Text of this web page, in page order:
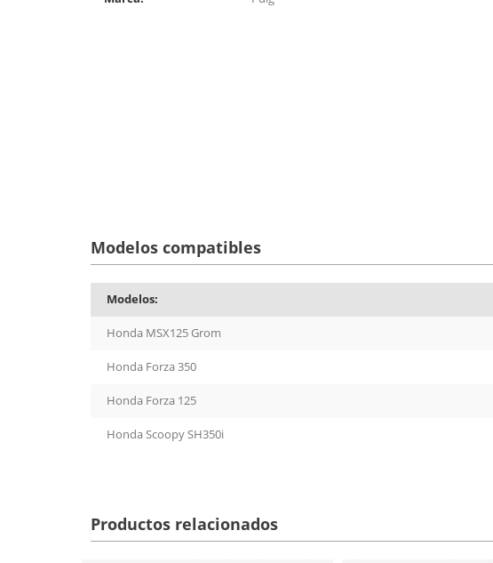
Modelos compatibles
Modelos:
Honda MSX125 Grom
Honda Forza 350
Honda Forza 125
Honda Scoopy SH350i
Productos relacionados